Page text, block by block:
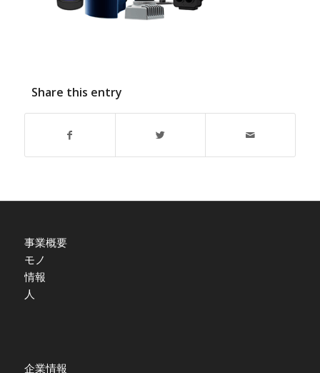
Share this entry
事業概要
モノ
情報
人
企業情報